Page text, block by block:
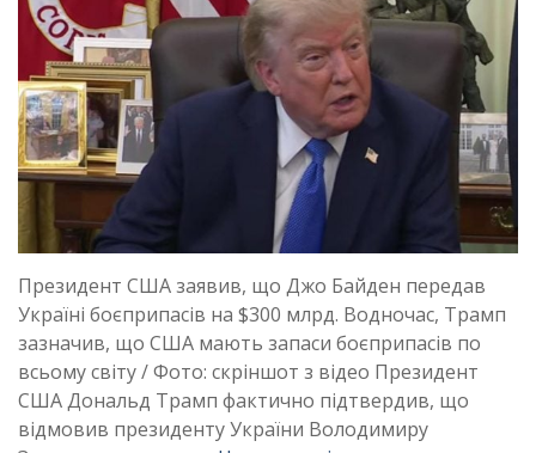
Президент США заявив, що Джо Байден передав
Україні боєприпасів на $300 млрд. Водночас, Трамп
зазначив, що США мають запаси боєприпасів по
всьому світу / Фото: скріншот з відео Президент
США Дональд Трамп фактично підтвердив, що
відмовив президенту України Володимиру